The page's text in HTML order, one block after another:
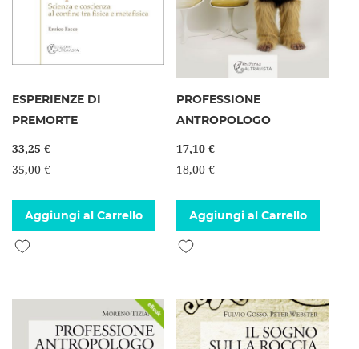
ESPERIENZE DI
PREMORTE
33,25 €
35,00 €
Aggiungi al Carrello
Aggiungi alla lista desideri
PROFESSIONE
ANTROPOLOGO
17,10 €
18,00 €
Aggiungi al Carrello
Aggiungi alla lista desideri